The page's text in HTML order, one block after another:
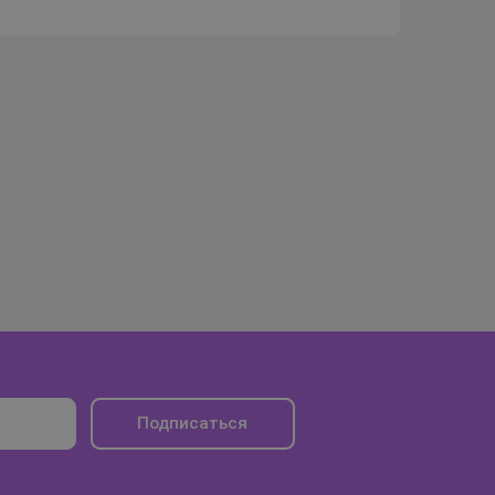
Подписаться